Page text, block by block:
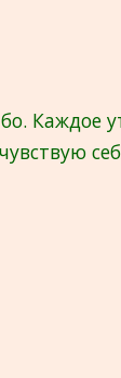
Каждое